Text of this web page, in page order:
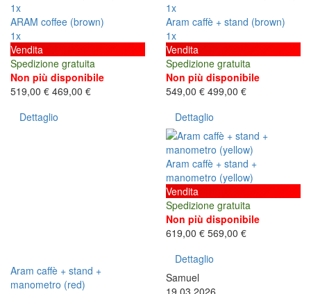
1x
ARAM coffee (brown)
1x
Vendita
Spedizione gratuita
Non più disponibile
519,00 € 469,00 €
Dettaglio
1x
Aram caffè + stand (brown)
1x
Vendita
Spedizione gratuita
Non più disponibile
549,00 € 499,00 €
Dettaglio
Aram caffè + stand +
manometro (red)
Aram caffè + stand +
manometro (yellow)
Vendita
Spedizione gratuita
Non più disponibile
619,00 € 569,00 €
Dettaglio
Samuel